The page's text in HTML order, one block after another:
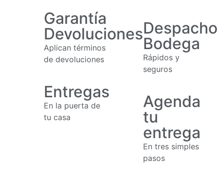
Garantía
Devoluciones
Aplican términos
de devoluciones
Bodega
Rápidos y
seguros
Entregas
En la puerta de
tu casa
Agenda
tu
entrega
En tres simples
pasos